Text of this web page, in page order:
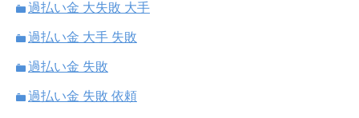
過払い金 大失敗 大手
過払い金 大手 失敗
過払い金 失敗
過払い金 失敗 依頼